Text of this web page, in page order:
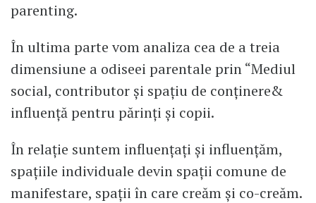
parenting.
În ultima parte vom analiza cea de a treia
dimensiune a odiseei parentale prin “Mediul
social, contributor și spațiu de conținere&
influență pentru părinți și copii.
În relație suntem influențați și influențăm,
spațiile individuale devin spații comune de
manifestare, spații în care creăm și co-creăm.